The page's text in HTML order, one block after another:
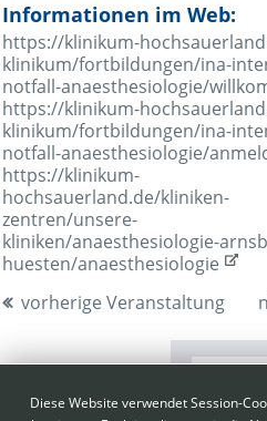
Informationen im Web:
https://klinikum-
klinikum/fortbildungen/ina-
notfall-anaesthesiologie/
https://klinikum-
klinikum/fortbildungen/ina-
notfall-anaesthesiologie/
https://klinikum-
hochsauerland.de/kliniken-
zentren/unsere-
kliniken/anaesthesiologie-
huesten/anaesthesiologie
vorherige Veranstaltung
Diese Website verwendet Session-